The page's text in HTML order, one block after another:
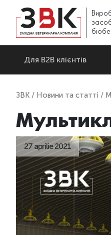
Для В2В клієнтів
ЗВК / Новини та статті /
27 aprilie 2021